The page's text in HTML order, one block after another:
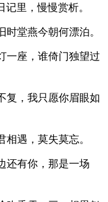
里，慢慢赏析。
堂燕今朝何漂泊。
座，谁倚门独望过
，我只愿你眉眼如
遇，莫失莫忘。
有你，那是一场